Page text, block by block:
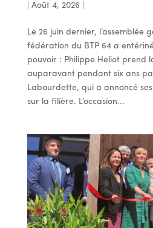
Août 4, 2026
Le 26 juin dernier, l’assemblée
fédération du BTP 64 a
pouvoir : Philippe Heliot prend
auparavant pendant six ans
Labourdette, qui a annoncé
sur la filière. L’occasion...